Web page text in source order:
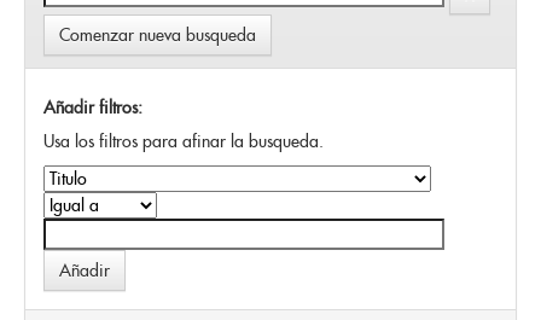
Comenzar nueva busqueda
Añadir filtros:
Usa los filtros para afinar la busqueda.